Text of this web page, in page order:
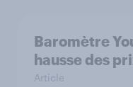
Baromètre
hausse des
Article